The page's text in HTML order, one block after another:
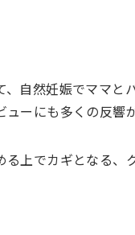
自然妊娠でママと
ューにも多くの反響
上でカギとなる